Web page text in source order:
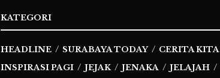
KATEGORI
HEADLINE SURABAYA TODAY CERITA KITA
INSPIRASI PAGI
JEJAK JENAKA JELAJAH